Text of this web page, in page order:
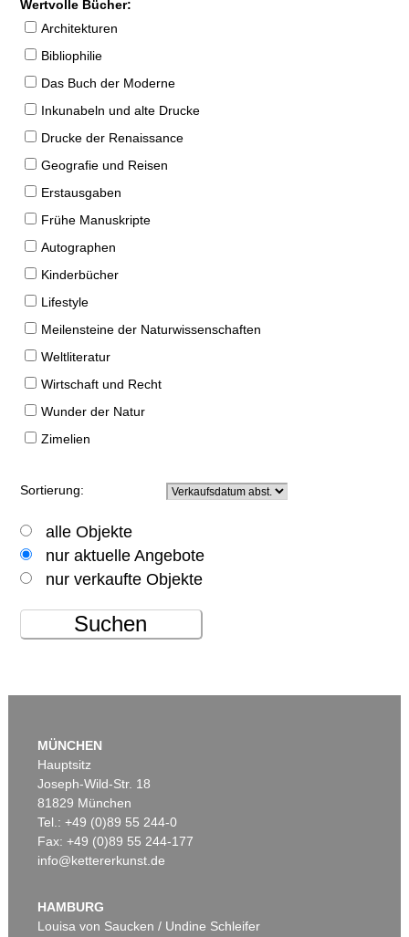
Wertvolle Bücher:
Architekturen
Bibliophilie
Das Buch der Moderne
Inkunabeln und alte Drucke
Drucke der Renaissance
Geografie und Reisen
Erstausgaben
Frühe Manuskripte
Autographen
Kinderbücher
Lifestyle
Meilensteine der Naturwissenschaften
Weltliteratur
Wirtschaft und Recht
Wunder der Natur
Zimelien
Sortierung:
alle Objekte
nur aktuelle Angebote
nur verkaufte Objekte
Suchen
MÜNCHEN
Hauptsitz
Joseph-Wild-Str. 18
81829 München
Tel.: +49 (0)89 55 244-0
Fax: +49 (0)89 55 244-177
info@kettererkunst.de
HAMBURG
Louisa von Saucken / Undine Schleifer